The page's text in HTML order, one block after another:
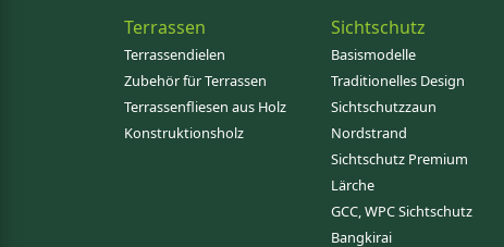
Terrassen
Terrassendielen
Zubehör für Terrassen
Terrassenfliesen aus Holz
Konstruktionsholz
Sichtschutz
Basismodelle
Traditionelles Design
Sichtschutzzaun
Nordstrand
Sichtschutz Premium
Lärche
GCC, WPC Sichtschutz
Bangkirai